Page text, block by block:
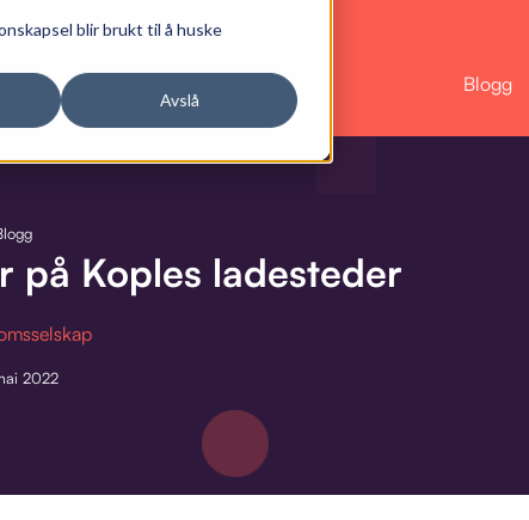
blir brukt til å huske
Avslå
Blogg
på Koples ladesteder
2022